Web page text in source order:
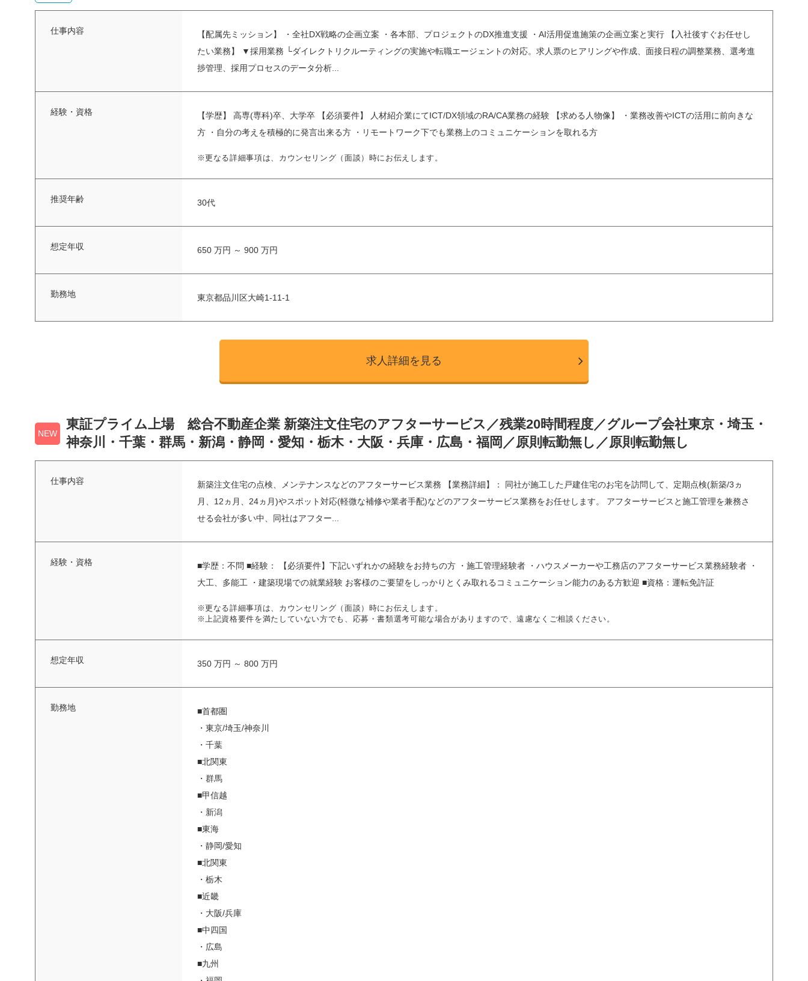
仕事内容
【配属先ミッション】 ・全社DX戦略の企画立案 ・各本部、プロジェクトのDX推進支援 ・AI活用促進施策の企画立案と実行 【入社後すぐお任せし
たい業務】 ▼採用業務 └ダイレクトリクルーティングの実施や転職エージェントの対応。求人票のヒアリングや作成、面接日程の調整業務、選考進
捗管理、採用プロセスのデータ分析...
経験・資格
【学歴】 高専(専科)卒、大学卒 【必須要件】 人材紹介業にてICT/DX領域のRA/CA業務の経験 【求める人物像】 ・業務改善やICTの活用に前向きな
方 ・自分の考えを積極的に発言出来る方 ・リモートワーク下でも業務上のコミュニケーションを取れる方
※更なる詳細事項は、カウンセリング（面談）時にお伝えします。
推奨年齢 30代
想定年収 650 万円 ～ 900 万円
勤務地 東京都品川区大崎1-11-1
求人詳細を見る
NEW
東証プライム上場 総合不動産企業 新築注文住宅のアフターサービス／残業20時間程度／グループ会社東京・埼玉・
神奈川・千葉・群馬・新潟・静岡・愛知・栃木・大阪・兵庫・広島・福岡／原則転勤無し／原則転勤無し
仕事内容
新築注文住宅の点検、メンテナンスなどのアフターサービス業務 【業務詳細】： 同社が施工した戸建住宅のお宅を訪問して、定期点検(新築/3ヵ
月、12ヵ月、24ヵ月)やスポット対応(軽微な補修や業者手配)などのアフターサービス業務をお任せします。 アフターサービスと施工管理を兼務さ
せる会社が多い中、同社はアフター...
経験・資格
■学歴：不問 ■経験： 【必須要件】下記いずれかの経験をお持ちの方 ・施工管理経験者 ・ハウスメーカーや工務店のアフターサービス業務経験者 ・
大工、多能工 ・建築現場での就業経験 お客様のご要望をしっかりとくみ取れるコミュニケーション能力のある方歓迎 ■資格：運転免許証
※更なる詳細事項は、カウンセリング（面談）時にお伝えします。
※上記資格要件を満たしていない方でも、応募・書類選考可能な場合がありますので、遠慮なくご相談ください。
想定年収 350 万円 ～ 800 万円
勤務地
■首都圏
・東京/埼玉/神奈川
・千葉
■北関東
・群馬
■甲信越
・新潟
■東海
・静岡/愛知
■北関東
・栃木
■近畿
・大阪/兵庫
■中四国
・広島
■九州